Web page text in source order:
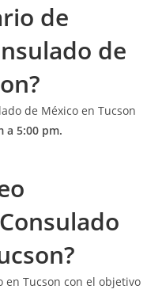
de
de
de México en Tucson
a 5:00 pm.
en Tucson con el objetivo